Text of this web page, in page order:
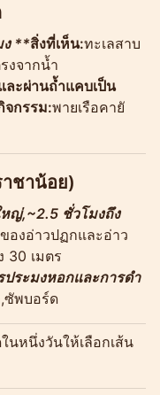
ง **สิ่งที่เห็น:ทะเลสาบ
งจากน้ำ
ละผ่านถ้ำแคบเป็น
จกรรม:พายเรือคายั
ชาน้อย)
หญ่,~2.5 ชั่วโมงถึง
องอ่าวปฏกและอ่าว
30 เมตร
ระมงหอกและการดำ
ซัพบอร์ด
หนึ่งวันให้เลือกเส้น